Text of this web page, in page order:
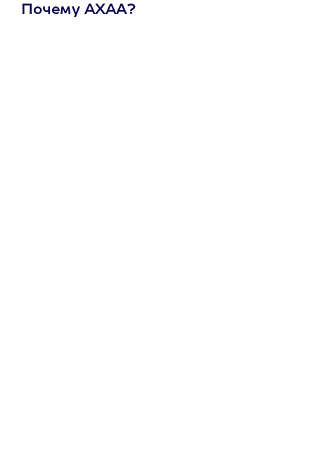
Почему АХАА?